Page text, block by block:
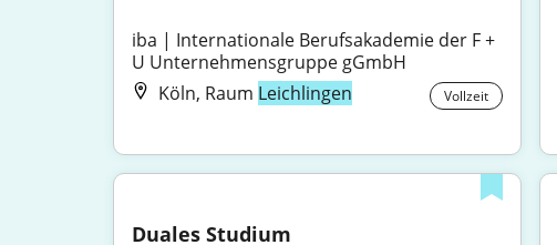
iba | Internationale Berufsakademie der F +
U Unternehmensgruppe gGmbH
Köln, Raum Leichlingen Vollzeit